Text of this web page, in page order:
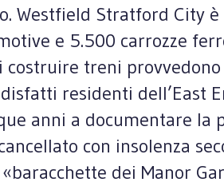
Westfield Stratford City
e 5.500 carrozze
treni
residenti dell’East
anni a documentare
con insolenza
dei Manor